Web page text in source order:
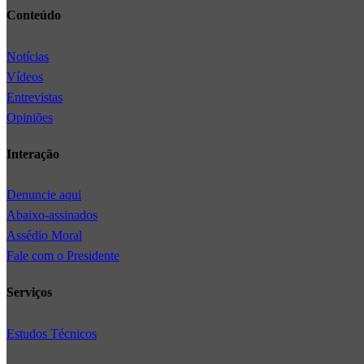
Conteúdo
Notícias
Vídeos
Entrevistas
Opiniões
Interação
Denuncie aqui
Abaixo-assinados
Assédio Moral
Fale com o Presidente
Serviços
Estudos Técnicos